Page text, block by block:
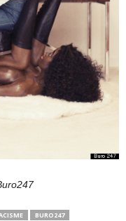
BURO247